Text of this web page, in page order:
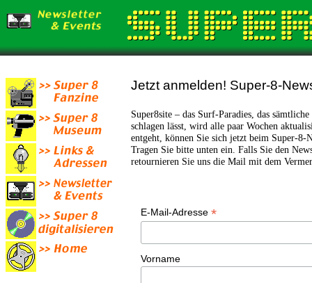
Jetzt anmelden! Super-8-
Super8site – das Surf-Paradies, das
schlagen lässt, wird alle paar Wochen
entgeht, können Sie sich jetzt beim Super-8-
Tragen Sie bitte unten ein. Falls Sie den
retournieren Sie uns die Mail mit dem
E-Mail-Adresse *
Vorname